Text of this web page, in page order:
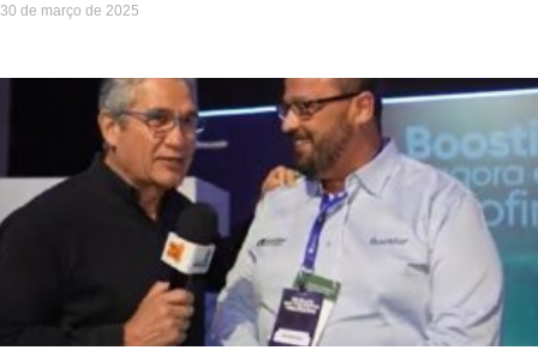
30 de março de 2025